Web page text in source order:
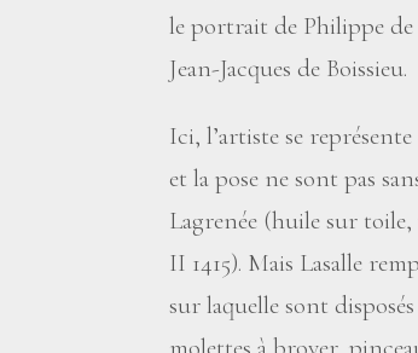
le portrait de Philippe de
Jean-Jacques de Boissieu.
Ici, l’artiste se
et la pose ne sont pas
Lagrenée (huile sur
II 1415). Mais Lasalle
sur laquelle sont